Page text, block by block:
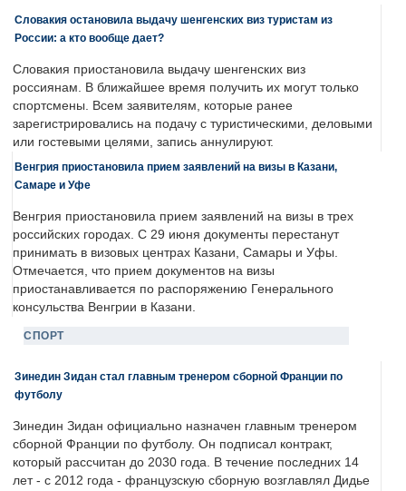
Словакия остановила выдачу шенгенских виз туристам из
России: а кто вообще дает?
Словакия приостановила выдачу шенгенских виз
россиянам. В ближайшее время получить их могут только
спортсмены. Всем заявителям, которые ранее
зарегистрировались на подачу с туристическими, деловыми
или гостевыми целями, запись аннулируют.
Венгрия приостановила прием заявлений на визы в Казани,
Самаре и Уфе
Венгрия приостановила прием заявлений на визы в трех
российских городах. С 29 июня документы перестанут
принимать в визовых центрах Казани, Самары и Уфы.
Отмечается, что прием документов на визы
приостанавливается по распоряжению Генерального
консульства Венгрии в Казани.
СПОРТ
Зинедин Зидан стал главным тренером сборной Франции по
футболу
Зинедин Зидан официально назначен главным тренером
сборной Франции по футболу. Он подписал контракт,
который рассчитан до 2030 года. В течение последних 14
лет - с 2012 года - французскую сборную возглавлял Дидье